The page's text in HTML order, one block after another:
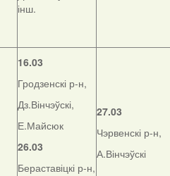
інш.
16.03
Гродзенскі р-н,
Дз.Вінчэўскі,
Е.Майсюк
26.03
Бераставіцкі р-н,
27.03
Чэрвенскі р-н,
А.Вінчэўскі